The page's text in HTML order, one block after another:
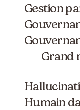
Gestion
Grand
Humain